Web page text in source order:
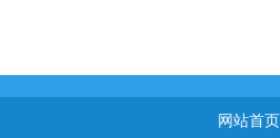
网站首页